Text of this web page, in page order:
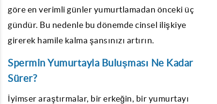
göre en verimli günler yumurtlamadan önceki üç
gündür. Bu nedenle bu dönemde cinsel ilişkiye
girerek hamile kalma şansınızı artırın.
Spermin Yumurtayla Buluşması Ne Kadar
Sürer?
İyimser araştırmalar, bir erkeğin, bir yumurtayı